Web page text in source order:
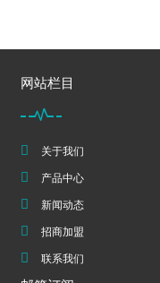
网站栏目
关于我们
产品中心
新闻动态
招商加盟
联系我们